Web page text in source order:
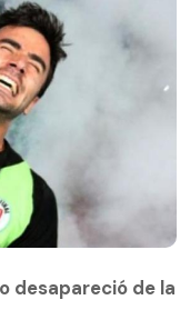
desapareció de la